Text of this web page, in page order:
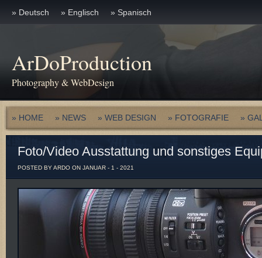
» Deutsch » Englisch » Spanisch
ArDoProduction
Photography & WebDesign
» HOME » NEWS » WEB DESIGN » FOTOGRAFIE »
Foto/Video Ausstattung und sonstiges
POSTED BY ARDO ON JANUAR - 1 - 2021